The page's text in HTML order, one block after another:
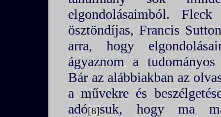
elgondolásaimból.
ösztöndíjas, Francis
arra, hogy
ágyaznom a
Bár az alábbiakban az
a művekre és
adó 8 suk, hogy ma